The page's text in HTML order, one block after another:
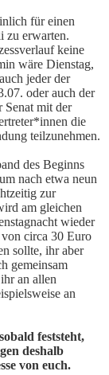
für einen
zu erwarten.
keine
wäre Dienstag,
jeder der
oder auch der
Senat mit der
die
teilzunehmen.
des Beginns
nach etwa neun
zur
am gleichen
wieder
circa 30 Euro
sollte, ihr aber
gemeinsam
an allen
an
feststeht,
deshalb
von euch.